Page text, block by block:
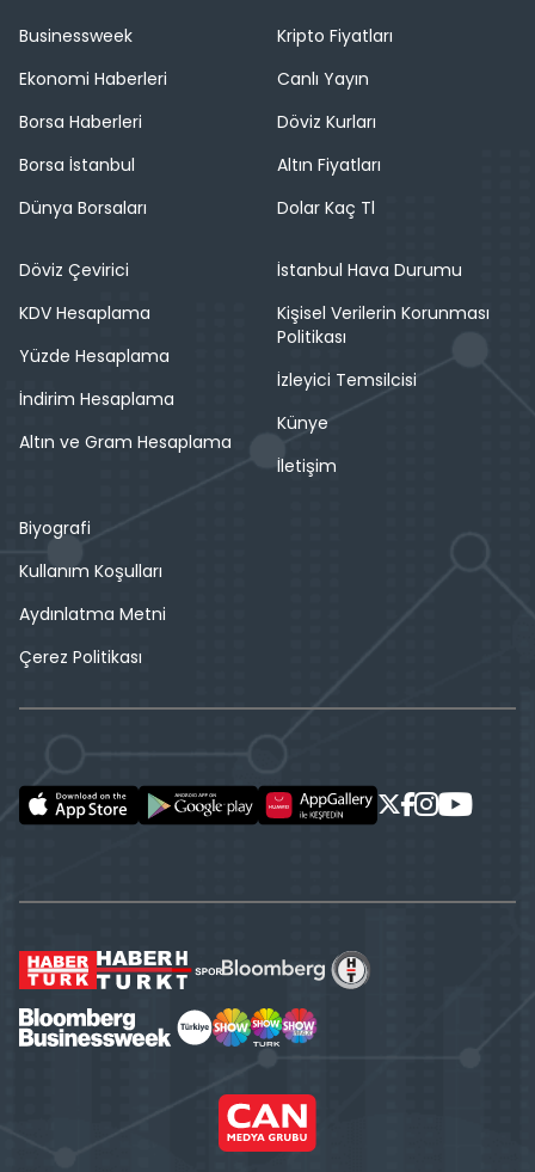
Businessweek
Ekonomi Haberleri
Borsa Haberleri
Borsa İstanbul
Dünya Borsaları
Kripto Fiyatları
Canlı Yayın
Döviz Kurları
Altın Fiyatları
Dolar Kaç Tl
Döviz Çevirici
KDV Hesaplama
Yüzde Hesaplama
İndirim Hesaplama
Altın ve Gram Hesaplama
İstanbul Hava Durumu
Kişisel Verilerin Korunması
Politikası
İzleyici Temsilcisi
Künye
İletişim
Biyografi
Kullanım Koşulları
Aydınlatma Metni
Çerez Politikası